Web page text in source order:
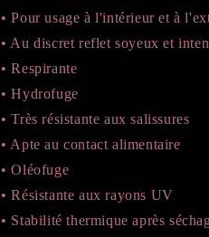
• Pour usage à l'intérieur et à
• Au discret reflet soyeux et
• Respirante
• Hydrofuge
• Très résistante aux salissures
• Apte au contact alimentaire
• Oléofuge
• Résistante aux rayons UV
• Stabilité thermique après